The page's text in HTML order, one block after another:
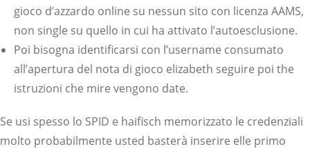
gioco d’azzardo online su nessun sito con licenza AAMS,
non single su quello in cui ha attivato l’autoesclusione.
Poi bisogna identificarsi con l’username consumato
all’apertura del nota di gioco elizabeth seguire poi the
istruzioni che mire vengono date.
Se usi spesso lo SPID e haifisch memorizzato le credenziali
molto probabilmente usted basterà inserire elle primo